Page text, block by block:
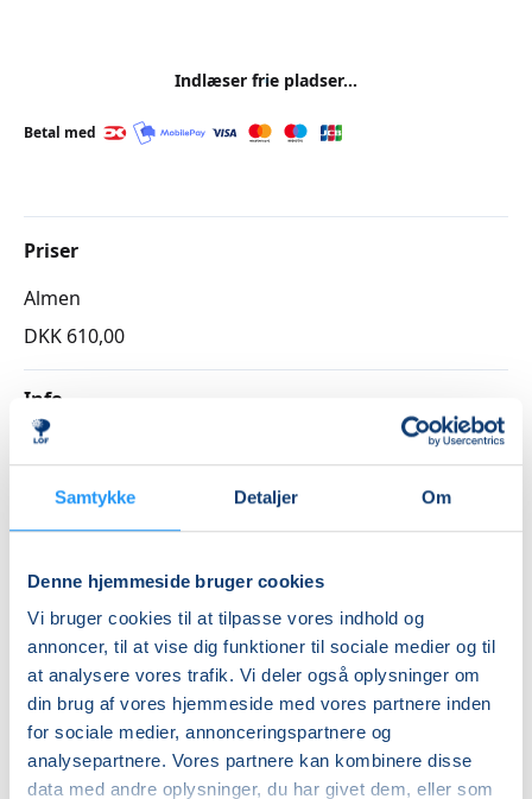
Samtykke Detaljer Om
Denne hjemmeside bruger cookies
Vi bruger cookies til at tilpasse vores indhold og
annoncer, til at vise dig funktioner til sociale medier og til
at analysere vores trafik. Vi deler også oplysninger om
din brug af vores hjemmeside med vores partnere inden
for sociale medier, annonceringspartnere og
analysepartnere. Vores partnere kan kombinere disse
data med andre oplysninger, du har givet dem, eller som
Indlæser frie pladser...
Betal med
Priser
Almen
DKK 610,00
Info
Nummer
3262028
Sidste mødegang
torsdag 05.11.2026, kl. 17.50 - 18.50
Antal mødegange
10mødegange
Adresse
Østre Skole, Skovsøgade 10, 4200 , Slagelse (F.9 / F.10,